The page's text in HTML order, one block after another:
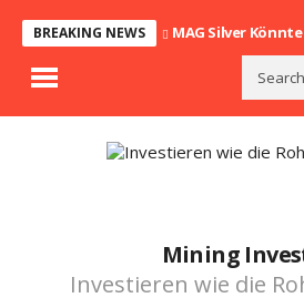
BREAKING NEWS MAG Silver
Mining
Investieren wie die